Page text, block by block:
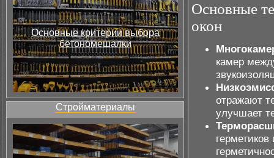
Основные критерии выбора
бетономешалки
Стройматериалы
Основные
окон
камер
отражают
улучшает